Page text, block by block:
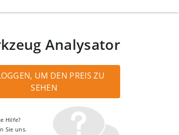
Analysator
UM DEN PREIS ZU
SEHEN
Hilfe?
Sie uns.